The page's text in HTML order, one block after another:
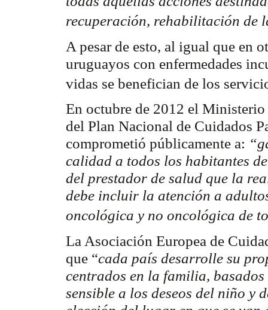
recuperación, rehabilitación de
A pesar de esto, al igual que en
uruguayos con enfermedades
vidas se benefician de los
En octubre de 2012 el
del Plan Nacional de Cuidados
comprometió públicamente a:
calidad a todos los habitantes
del prestador de salud que la
debe incluir la atención a
oncológica y no oncológica de
La Asociación Europea de
que “cada país desarrolle su
centrados en la familia,
sensible a los deseos del niño y